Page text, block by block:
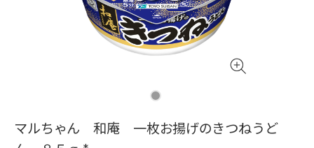
マルちゃん 和庵 一枚お揚げのきつねうど